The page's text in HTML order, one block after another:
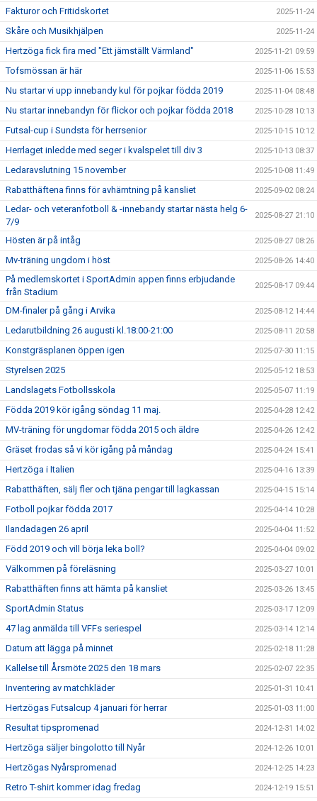
Fakturor och Fritidskortet 2025-11-24
Skåre och Musikhjälpen 2025-11-24
Hertzöga fick fira med "Ett jämställt Värmland" 2025-11-21 09:59
Tofsmössan är här 2025-11-06 15:53
Nu startar vi upp innebandy kul för pojkar födda 2019 2025-11-04 08:48
Nu startar innebandyn för flickor och pojkar födda 2018 2025-10-28 10:13
Futsal-cup i Sundsta för herrsenior 2025-10-15 10:12
Herrlaget inledde med seger i kvalspelet till div 3 2025-10-13 08:37
Ledaravslutning 15 november 2025-10-08 11:49
Rabatthäftena finns för avhämtning på kansliet 2025-09-02 08:24
Ledar- och veteranfotboll & -innebandy startar nästa helg 6-
7/9
2025-08-27 21:10
Hösten är på intåg 2025-08-27 08:26
Mv-träning ungdom i höst 2025-08-26 14:40
På medlemskortet i SportAdmin appen finns erbjudande
från Stadium
2025-08-17 09:44
DM-finaler på gång i Arvika 2025-08-12 14:44
Ledarutbildning 26 augusti kl.18:00-21:00 2025-08-11 20:58
Konstgräsplanen öppen igen 2025-07-30 11:15
Styrelsen 2025 2025-05-12 18:53
Landslagets Fotbollsskola 2025-05-07 11:19
Födda 2019 kör igång söndag 11 maj. 2025-04-28 12:42
MV-träning för ungdomar födda 2015 och äldre 2025-04-26 12:42
Gräset frodas så vi kör igång på måndag 2025-04-24 15:41
Hertzöga i Italien 2025-04-16 13:39
Rabatthäften, sälj fler och tjäna pengar till lagkassan 2025-04-15 15:14
Fotboll pojkar födda 2017 2025-04-14 10:28
Ilandadagen 26 april 2025-04-04 11:52
Född 2019 och vill börja leka boll? 2025-04-04 09:02
Välkommen på föreläsning 2025-03-27 10:01
Rabatthäften finns att hämta på kansliet 2025-03-26 13:45
SportAdmin Status 2025-03-17 12:09
47 lag anmälda till VFFs seriespel 2025-03-14 12:14
Datum att lägga på minnet 2025-02-18 11:28
Kallelse till Årsmöte 2025 den 18 mars 2025-02-07 22:35
Inventering av matchkläder 2025-01-31 10:41
Hertzögas Futsalcup 4 januari för herrar 2025-01-03 11:00
Resultat tipspromenad 2024-12-31 14:02
Hertzöga säljer bingolotto till Nyår 2024-12-26 10:01
Hertzögas Nyårspromenad 2024-12-25 14:23
Retro T-shirt kommer idag fredag 2024-12-19 15:51